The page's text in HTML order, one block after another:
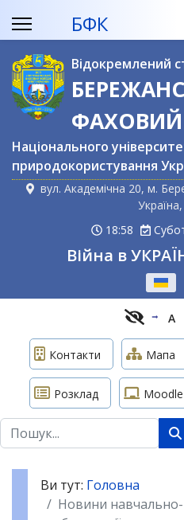
БФК
Відокремлений
Національного
природокористування
вул. Академічна 20, м.
18:58
Війна в
A
Контакти Мапа
Розклад Moodle
Пошук
Ви тут: Головна
Новини